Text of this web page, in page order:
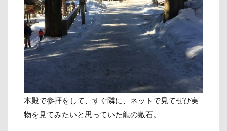
本殿で参拝をして、すぐ隣に、ネットで見てぜひ実
物を見てみたいと思っていた龍の敷石。
ライクくん
ヨーゼフくん
ヨギボー
ユニオンジャックポロ
ユニオンジャック
ユウくん
モンブラン モモちゃん
常磐道
店舗限定色
フォトコンテスト
芝桜
英国淑女
若狭海浜公園
若狭公園
花闊歩 花菖蒲 花の里
花